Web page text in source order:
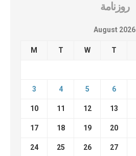
روزنامة
August 2026
M T W T
3 4 5 6
10 11 12 13
17 18 19 20
24 25 26 27